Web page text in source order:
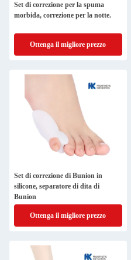
Set di correzione per la spuma
morbida, correzione per la notte.
Ottenga il migliore prezzo
Set di correzione di Bunion in
silicone, separatore di dita di
Bunion
Ottenga il migliore prezzo